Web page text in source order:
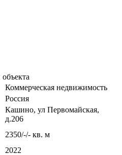
Коммерческая недвижимость
Россия
Кашино, ул Первомайская,
д.206
2350/-/- кв. м
2022